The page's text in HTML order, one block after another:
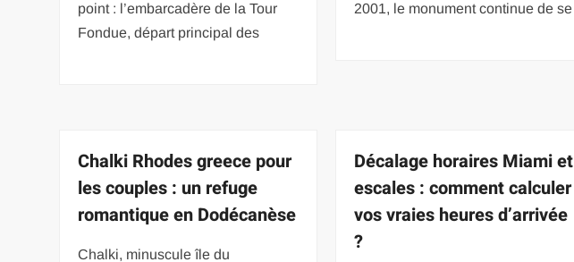
point : l’embarcadère de la Tour
Fondue, départ principal des
2001, le monument continue de se
Chalki Rhodes greece pour
les couples : un refuge
romantique en Dodécanèse
Chalki, minuscule île du
Décalage horaires Miami et
escales : comment calculer
vos vraies heures d’arrivée
?